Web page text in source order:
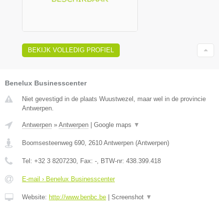
BEKIJK VOLLEDIG PROFIEL
Benelux Businesscenter
Niet gevestigd in de plaats Wuustwezel, maar wel in de provincie
Antwerpen.
Antwerpen » Antwerpen Google maps ▼
Boomsesteenweg 690 2610 Antwerpen (Antwerpen)
Tel: +32 3 8207230 , Fax: - , BTW-nr: 438.399.418
E-mail › Benelux Businesscenter
Website: http://www.benbc.be Screenshot ▼